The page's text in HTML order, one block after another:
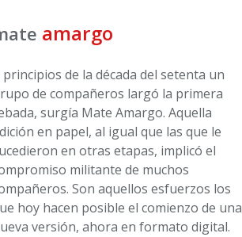
amargo
principios de la década del setenta un
de compañeros largó la primera
surgía Mate Amargo. Aquella
en papel, al igual que las que le
en otras etapas, implicó el
militante de muchos
Son aquellos esfuerzos los
hoy hacen posible el comienzo de una
versión, ahora en formato digital.